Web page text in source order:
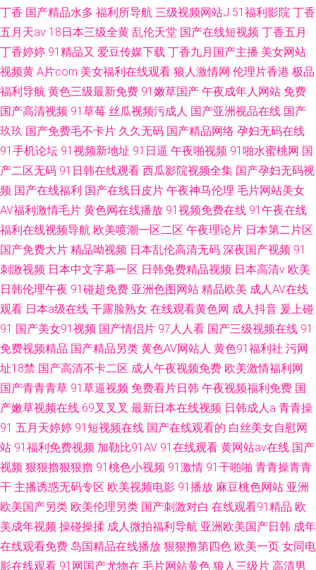
丁香 国产精品水多 福利所导航 三级视频网站J 51福利影院 丁香
五月天av 18日本三级全黄 乱伦天堂 国产在线短视频 丁香五月
丁香婷婷 91精品又 爱豆传媒下载 丁香九月国产主播 美女网站
视频黄 A片com 美女福利在线观看 狼人激情网 伦理片香港 极品
福利导航 黄色三级最新免费 91嫩草国产 午夜成年人网站 免费
国产高清视频 91草莓 丝瓜视频污成人 国产亚洲视品在线 国产
玖玖 国产免费毛不卡片 久久无码 国产精品网络 孕妇无码在线
91手机论坛 91视频新地址 91日逼 午夜啪视频 91啪水蜜桃网 国
产二区无码 91日韩在线观看 西瓜影院视频全集 国产孕妇无码视
频 国产在线福利 国产在线日皮片 午夜神马伦理 毛片网站美女
AV福利激情毛片 黄色网在线播放 91视频免费在线 91午夜在线
福利在线视频导航 欧美喷潮一区二区 午夜理论片 日本第二片区
国产免费大片 精品呦视频 日本乱伦高清无码 深夜国产视频 91
刺激视频 日本中文字幕一区 日韩免费精品视频 日本高清v 欧美
日韩伦理午夜 91碰超免费 亚洲色图网站 精品欧美 成人AV在线
观看 日本a级在线 干露脸熟女 在线观看黄色网 成人抖音 爰上碰
91 国产美女91视频 国产情侣片 97人人看 国产三级视频在线 91
免费视频精品 国产精品另类 黄色AV网站人 黄色91福利社 污网
址18禁 国产高清不卡二区 成人午夜视频免费 欧美激情福利网
国产青青青草 91草逼视频 免费看片日韩 午夜视频福利免费 国
产嫩草视频在线 69叉叉叉 最新日本在线视频 日韩成人a 青青操
91 五月天婷婷 91短视频在线 国产在线观看的 白丝美女自慰网
站 91福利免费视频 加勒比91AV 91在线观看 黄网站av在线 国产
视频 狠狠擼狠狠擼 91桃色小视频 91激情 91干啪啪 青青操青青
干 主播诱惑无码专区 欧美视频电影 91播放 麻豆桃色网站 亚洲
欧美国产另类 欧美伦理另类 国产刺激对白 在线观看91精品 欧
美成年视频 操碰操揉 成人微拍福利导航 亚洲欧美国产日韩 成年
在线观看免费 岛国精品在线播放 狠狠撸第四色 欧美一页 女同电
影在线观看 91网国产尤物在 毛片网站黄色 狼人三级片 高清男